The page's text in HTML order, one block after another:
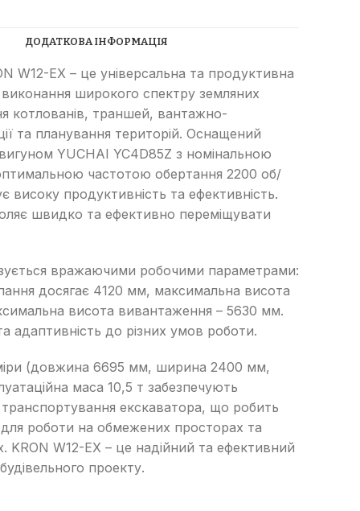
Трамбувальний молоток
Телескопічні навантажувачі
Річстакери
Фронтальні навантажувачі
Швонарізчики
СпецТехноЦентр
Найкращі пропозиції від
надійного постачальника
Перейти в каталог
ДОДАТКОВА ІНФОРМАЦІЯ
W12-EX – це універсальна та продуктивна
широкого спектру земляних
котлованів, траншей, вантажно-
та планування територій. Оснащений
YUCHAI YC4D85Z з номінальною
частотою обертання 2200 об/
високу продуктивність та ефективність.
швидко та ефективно переміщувати
вражаючими робочими параметрами:
досягає 4120 мм, максимальна висота
висота вивантаження – 5630 мм.
адаптивність до різних умов роботи.
(довжина 6695 мм, ширина 2400 мм,
маса 10,5 т забезпечують
транспортування екскаватора, що робить
роботи на обмежених просторах та
KRON W12-EX – це надійний та ефективний
проекту.